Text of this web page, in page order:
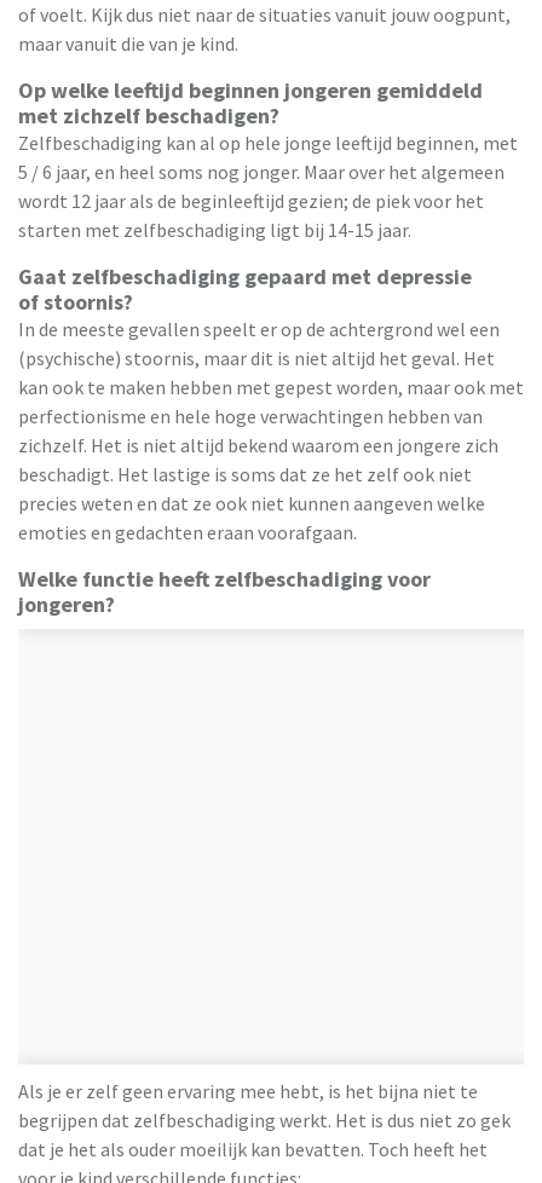
of voelt. Kijk dus niet naar de situaties vanuit jouw oogpunt,
maar vanuit die van je kind.
Op welke leeftijd beginnen jongeren gemiddeld
met zichzelf beschadigen?
Zelfbeschadiging kan al op hele jonge leeftijd beginnen, met
5 / 6 jaar, en heel soms nog jonger. Maar over het algemeen
wordt 12 jaar als de beginleeftijd gezien; de piek voor het
starten met zelfbeschadiging ligt bij 14-15 jaar.
Gaat zelfbeschadiging gepaard met depressie
of stoornis?
In de meeste gevallen speelt er op de achtergrond wel een
(psychische) stoornis, maar dit is niet altijd het geval. Het
kan ook te maken hebben met gepest worden, maar ook met
perfectionisme en hele hoge verwachtingen hebben van
zichzelf. Het is niet altijd bekend waarom een jongere zich
beschadigt. Het lastige is soms dat ze het zelf ook niet
precies weten en dat ze ook niet kunnen aangeven welke
emoties en gedachten eraan voorafgaan.
Welke functie heeft zelfbeschadiging voor
jongeren?
Als je er zelf geen ervaring mee hebt, is het bijna niet te
begrijpen dat zelfbeschadiging werkt. Het is dus niet zo gek
dat je het als ouder moeilijk kan bevatten. Toch heeft het